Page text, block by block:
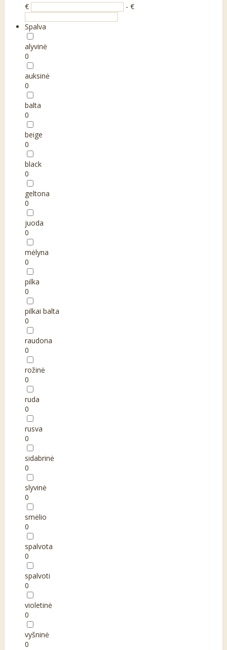
€
- €
Spalva
alyvinė
0
auksinė
0
balta
0
beige
0
black
0
geltona
0
juoda
0
mėlyna
0
pilka
0
pilkai balta
0
raudona
0
rožinė
0
ruda
0
rusva
0
sidabrinė
0
slyvinė
0
smėlio
0
spalvota
0
spalvoti
0
violetinė
0
vyšninė
0